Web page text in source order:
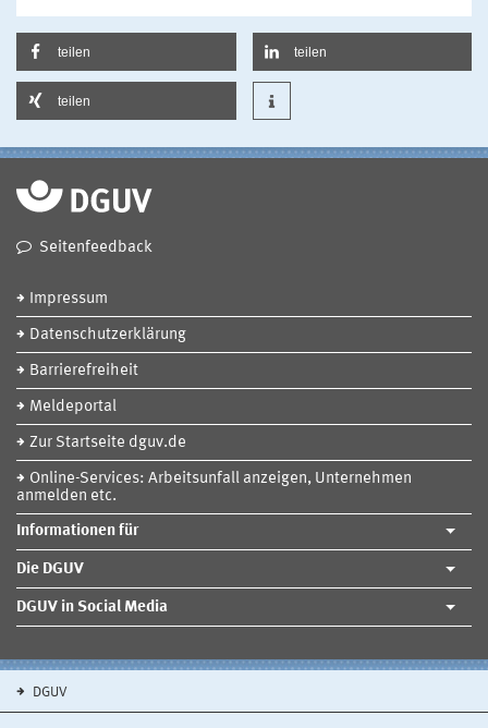
teilen teilen
teilen
Seitenfeedback
Impressum
Datenschutzerklärung
Barrierefreiheit
Meldeportal
Zur Startseite dguv.de
Online-Services: Arbeitsunfall anzeigen, Unternehmen
anmelden etc.
Informationen für
Die DGUV
DGUV in Social Media
DGUV